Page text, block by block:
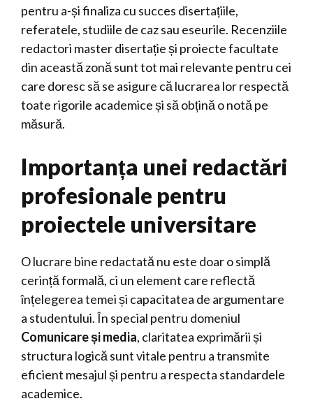
pentru a-și finaliza cu succes disertațiile,
referatele, studiile de caz sau eseurile. Recenziile
redactori master disertație și proiecte facultate
din această zonă sunt tot mai relevante pentru cei
care doresc să se asigure că lucrarea lor respectă
toate rigorile academice și să obțină o notă pe
măsură.
Importanța unei redactări
profesionale pentru
proiectele universitare
O lucrare bine redactată nu este doar o simplă
cerință formală, ci un element care reflectă
înțelegerea temei și capacitatea de argumentare
a studentului. În special pentru domeniul
Comunicare și media, claritatea exprimării și
structura logică sunt vitale pentru a transmite
eficient mesajul și pentru a respecta standardele
academice.